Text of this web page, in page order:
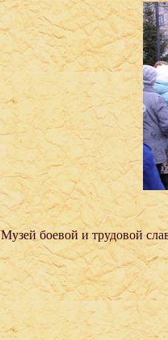
Музей боевой и трудовой